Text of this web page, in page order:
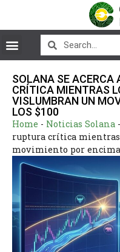
SOLANA SE ACERCA
CRÍTICA MIENTRAS
VISLUMBRAN UN
LOS $100
Home - Noticias Solana -
ruptura crítica
movimiento por encima